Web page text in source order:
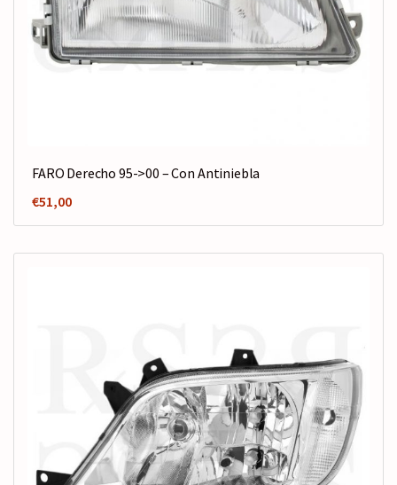
FARO Derecho 95->00 – Con Antiniebla
€51,00